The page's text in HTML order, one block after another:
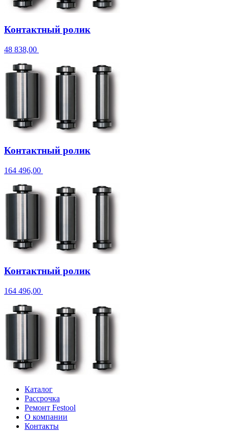
Контактный ролик
48 838,00
Контактный ролик
164 496,00
Контактный ролик
164 496,00
Каталог
Рассрочка
Ремонт Festool
О компании
Контакты